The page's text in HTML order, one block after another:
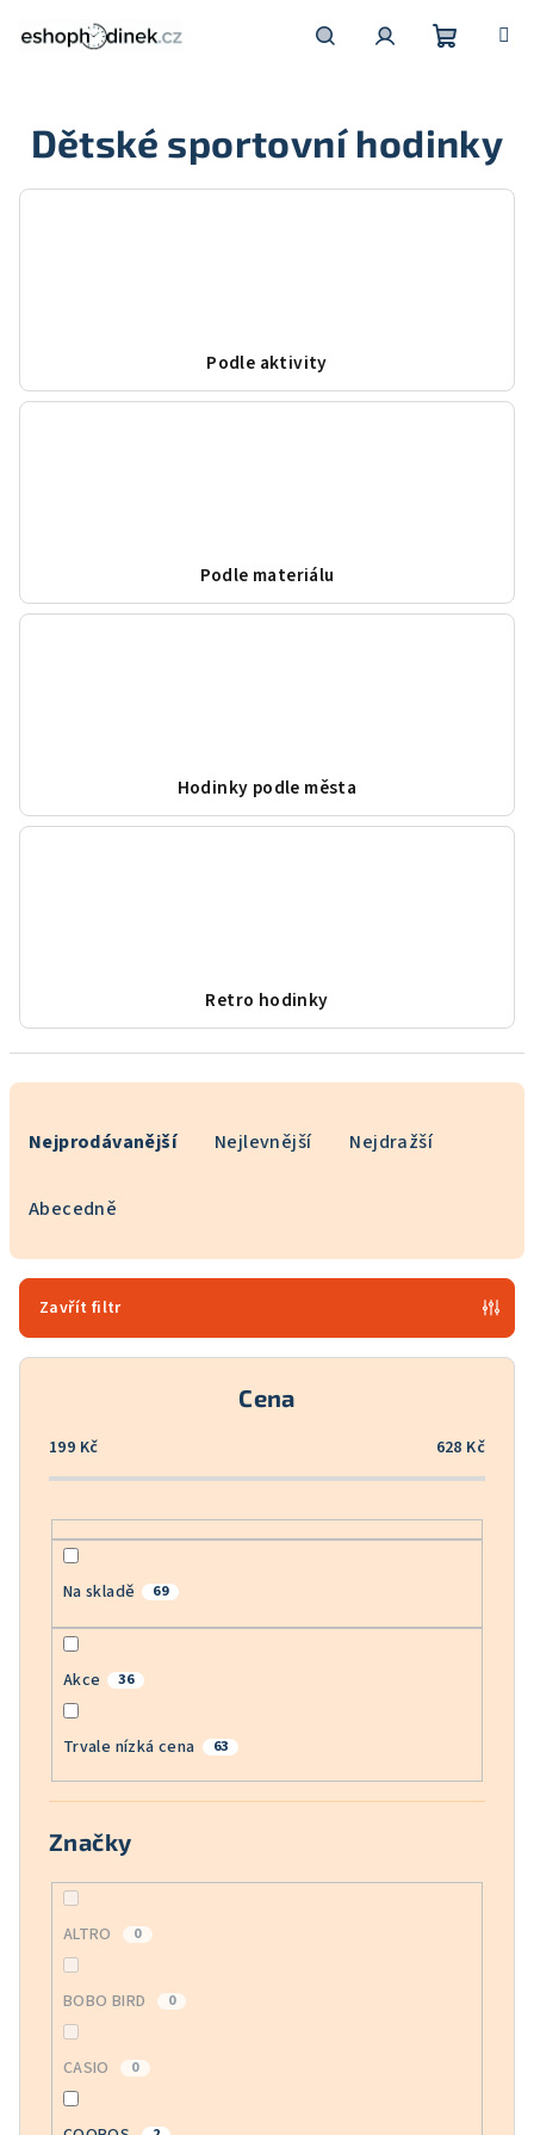
košík
Dětské sportovní hodinky
Podle aktivity
Podle materiálu
Hodinky podle města
Retro hodinky
r
o
Nejprodávanější Nejlevnější Nejdražší
Abecedně
Zavřít filtr
Cena
199 Kč 628 Kč
Na skladě 69
Akce 36
Trvale nízká cena 63
Značky
ALTRO 0
BOBO BIRD 0
CASIO 0